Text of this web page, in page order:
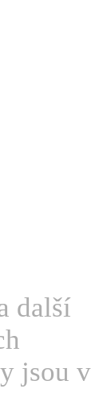
další
jsou v